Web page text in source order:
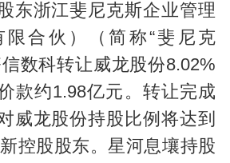
东浙江斐尼克斯企业管理
合伙）（简称“斐尼克
数科转让威龙股份8.02%
款约1.98亿元。转让完成
威龙股份持股比例将达到
控股股东。星河息壤持股